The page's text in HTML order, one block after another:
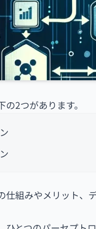
2つがあります。
仕組みやメリット、